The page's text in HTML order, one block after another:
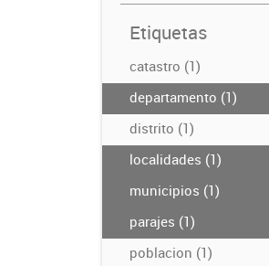
Etiquetas
catastro (1)
departamento (1)
distrito (1)
localidades (1)
municipios (1)
parajes (1)
poblacion (1)